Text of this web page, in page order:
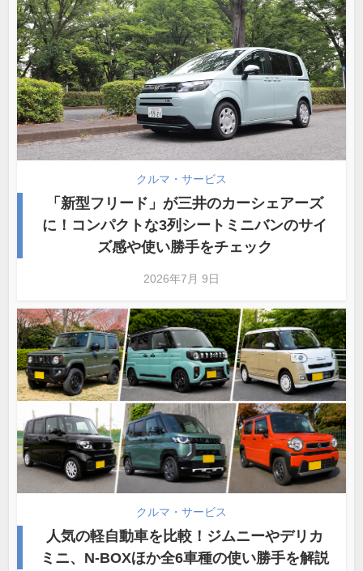
クルマ・サービス
「新型フリード」が三井のカーシェアーズ
に！コンパクトな3列シートミニバンのサイ
ズ感や使い勝手をチェック
2026年7月 9日
クルマ・サービス
人気の軽自動車を比較！ジムニーやデリカ
ミニ、N-BOXほか全6車種の使い勝手を解説